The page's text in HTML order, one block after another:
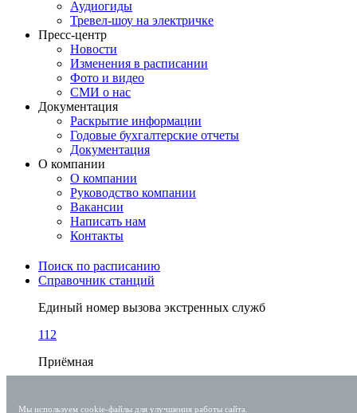
Аудиогиды
Тревел-шоу на электричке
Пресс-центр
Новости
Изменения в расписании
Фото и видео
СМИ о нас
Документация
Раскрытие информации
Годовые бухгалтерские отчеты
Документация
О компании
О компании
Руководство компании
Вакансии
Написать нам
Контакты
Поиск по расписанию
Справочник станций
Единый номер вызова экстренных служб
112
Приёмная
Мы используем cookie-файлы для улучшения работы сайта.